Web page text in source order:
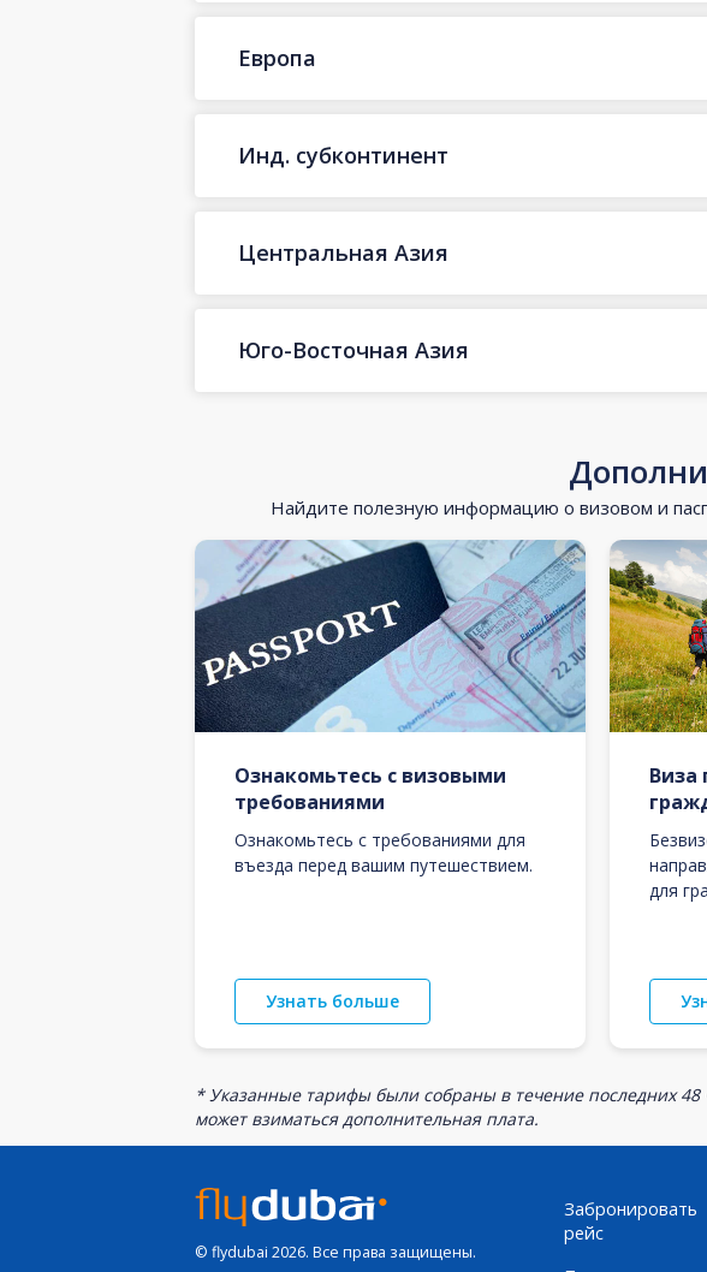
Европа
Инд. субконтинент
Центральная Азия
Юго-Восточная Азия
Найдите полезную информацию о визовом и
Ознакомьтесь с визовыми
требованиями
Ознакомьтесь с требованиями для
въезда перед вашим путешествием.
Узнать больше
Виза
для
* Указанные тарифы были собраны в течение последних
может взиматься дополнительная плата.
© flydubai 2026. Все права защищены.
Забронировать
рейс